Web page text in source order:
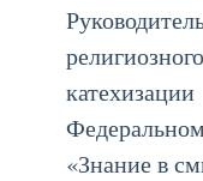
«Знание в